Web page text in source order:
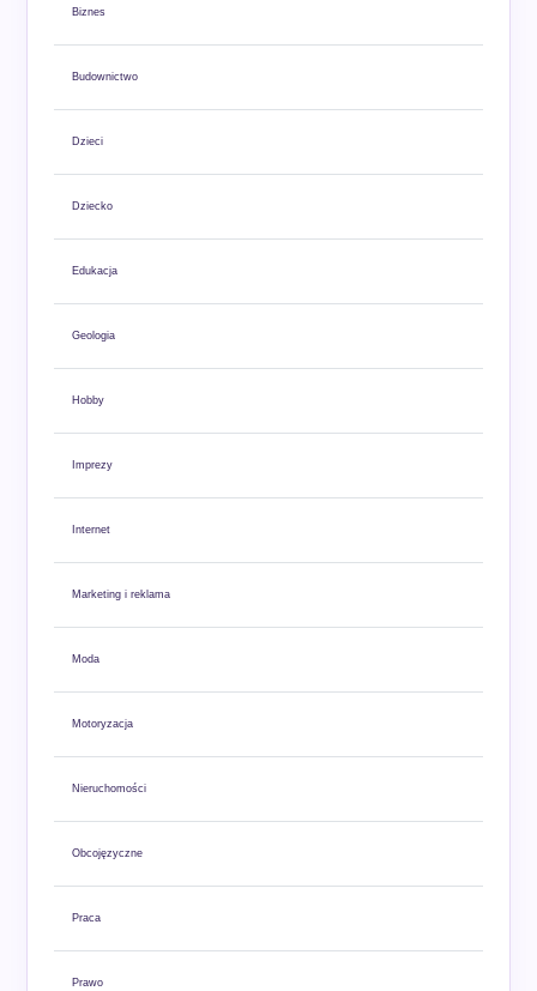
Biznes
Budownictwo
Dzieci
Dziecko
Edukacja
Geologia
Hobby
Imprezy
Internet
Marketing i reklama
Moda
Motoryzacja
Nieruchomości
Obcojęzyczne
Praca
Prawo